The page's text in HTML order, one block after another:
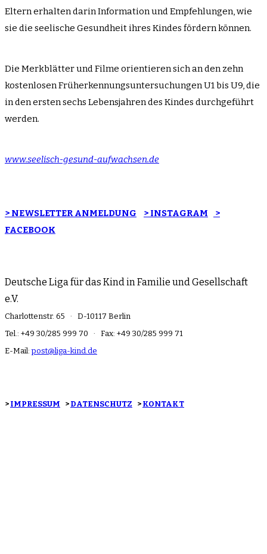
Eltern erhalten darin Information und Empfehlungen, wie
sie die seelische Gesundheit ihres Kindes fördern können.
Die Merkblätter und Filme orientieren sich an den zehn
kostenlosen Früherkennungsuntersuchungen U1 bis U9, die
in den ersten sechs Lebensjahren des Kindes durchgeführt
werden.
www.seelisch-gesund-aufwachsen.de
> NEWSLETTER ANMELDUNG > INSTAGRAM
>
FACEBOOK
Deutsche Liga für das Kind in Familie und Gesellschaft
e.V.
Charlottenstr. 65 · D-10117 Berlin
Tel.: +49 30/285 999 70 · Fax: +49 30/285 999 71
E-Mail:post@liga-kind.de
> IMPRESSUM > DATENSCHUTZ > KONTAKT